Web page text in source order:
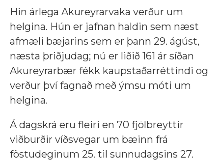
Hin árlega Akureyrarvaka verður um
helgina. Hún er jafnan haldin sem næst
afmæli bæjarins sem er þann 29. ágúst,
næsta þriðjudag; nú er liðið 161 ár síðan
Akureyrarbær fékk kaupstaðarréttindi og
verður því fagnað með ýmsu móti um
helgina.
Á dagskrá eru fleiri en 70 fjölbreyttir
viðburðir víðsvegar um bæinn frá
föstudeginum 25. til sunnudagsins 27.